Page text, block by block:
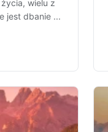
wielu z
jest dbanie ...